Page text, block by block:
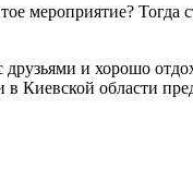
мероприятие? Тогда
и хорошо
Киевской области